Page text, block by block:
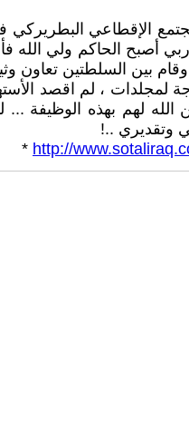
الإقطاعي البطريركي
أصبح الحاكم ولي الله
بين السلطتين تعاون
لمجلدات ، لم اقصد
لهم بهذه الوظيفة ...
وتقديري ..!
http://
*